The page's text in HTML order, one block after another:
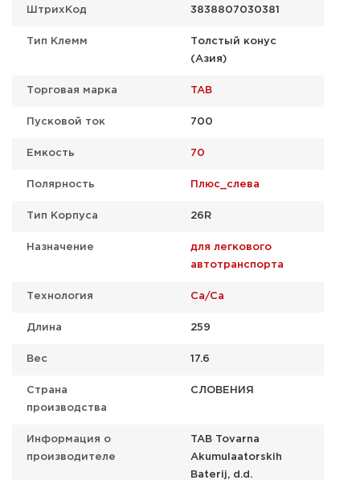
ШтрихКод 3838807030381
Тип Клемм
Толстый конус
(Азия)
Торговая марка TAB
Пусковой ток 700
Емкость 70
Полярность Плюс_слева
Тип Корпуса 26R
Назначение
для легкового
автотранспорта
Технология Ca/Ca
Длина 259
Вес 17.6
Страна
производства
СЛОВЕНИЯ
Информация о
производителе
TAB Tovarna
Akumulaatorskih
Baterij, d.d.